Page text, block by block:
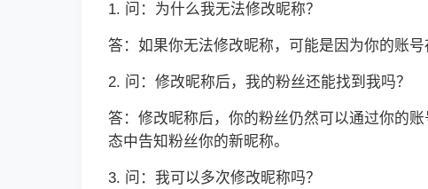
1. 问：为什么我无法修改昵称？
答：如果你无法修改昵称，可能是因为你的账
2. 问：修改昵称后，我的粉丝还能找到我吗？
答：修改昵称后，你的粉丝仍然可以通过你的
态中告知粉丝你的新昵称。
3. 问：我可以多次修改昵称吗？